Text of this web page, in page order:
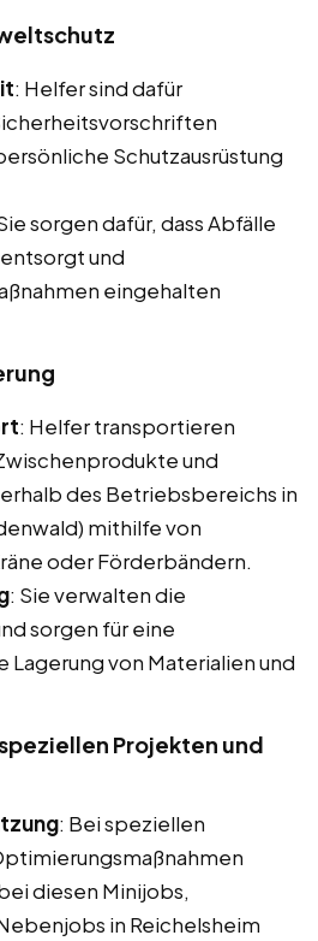
: Helfer sind dafür
Schutzausrüstung
sorgen dafür, dass Abfälle
und
eingehalten
: Helfer transportieren
und
des Betriebsbereichs in
mithilfe von
oder Förderbändern.
: Sie verwalten die
sorgen für eine
Lagerung von Materialien und
Projekten und
: Bei speziellen
diesen Minijobs,
in Reichelsheim